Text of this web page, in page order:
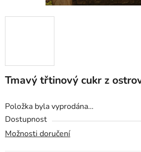
Tmavý třtinový cukr z
Položka byla vyprodána…
Dostupnost
Možnosti doručení